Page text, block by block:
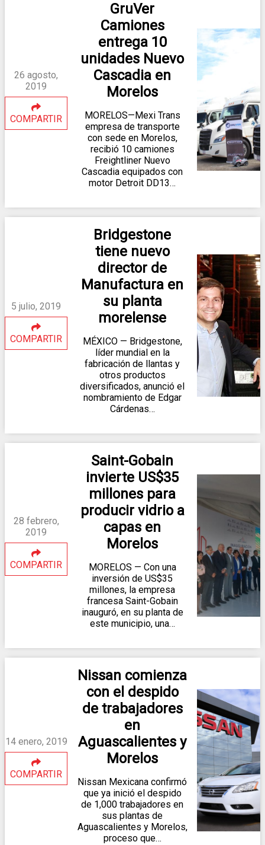
26 agosto,
2019
COMPARTIR
GruVer
Camiones
entrega 10
unidades Nuevo
Cascadia en
Morelos
MORELOS—Mexi Trans
empresa de transporte
con sede en Morelos,
recibió 10 camiones
Freightliner Nuevo
Cascadia equipados con
motor Detroit DD13…
5 julio, 2019
COMPARTIR
Bridgestone
tiene nuevo
director de
Manufactura en
su planta
morelense
MÉXICO — Bridgestone,
líder mundial en la
fabricación de llantas y
otros productos
diversificados, anunció el
nombramiento de Edgar
Cárdenas…
28 febrero,
2019
COMPARTIR
Saint-Gobain
invierte US$35
millones para
producir vidrio a
capas en
Morelos
MORELOS — Con una
inversión de US$35
millones, la empresa
francesa Saint-Gobain
inauguró, en su planta de
este municipio, una…
14 enero, 2019
COMPARTIR
Nissan comienza
con el despido
de trabajadores
en
Aguascalientes y
Morelos
Nissan Mexicana confirmó
que ya inició el despido
de 1,000 trabajadores en
sus plantas de
Aguascalientes y Morelos,
proceso que…